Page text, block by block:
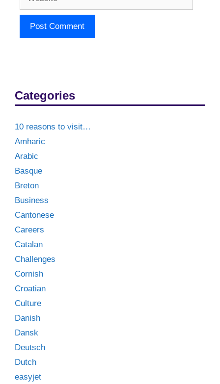
Categories
10 reasons to visit…
Amharic
Arabic
Basque
Breton
Business
Cantonese
Careers
Catalan
Challenges
Cornish
Croatian
Culture
Danish
Dansk
Deutsch
Dutch
easyjet